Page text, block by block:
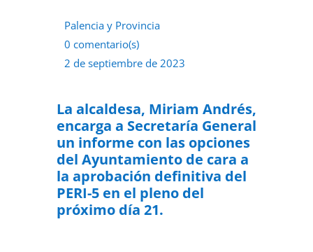
Palencia y Provincia
0 comentario(s)
2 de septiembre de 2023
La alcaldesa, Miriam Andrés,
encarga a Secretaría General
un informe con las opciones
del Ayuntamiento de cara a
la aprobación definitiva del
PERI-5 en el pleno del
próximo día 21.